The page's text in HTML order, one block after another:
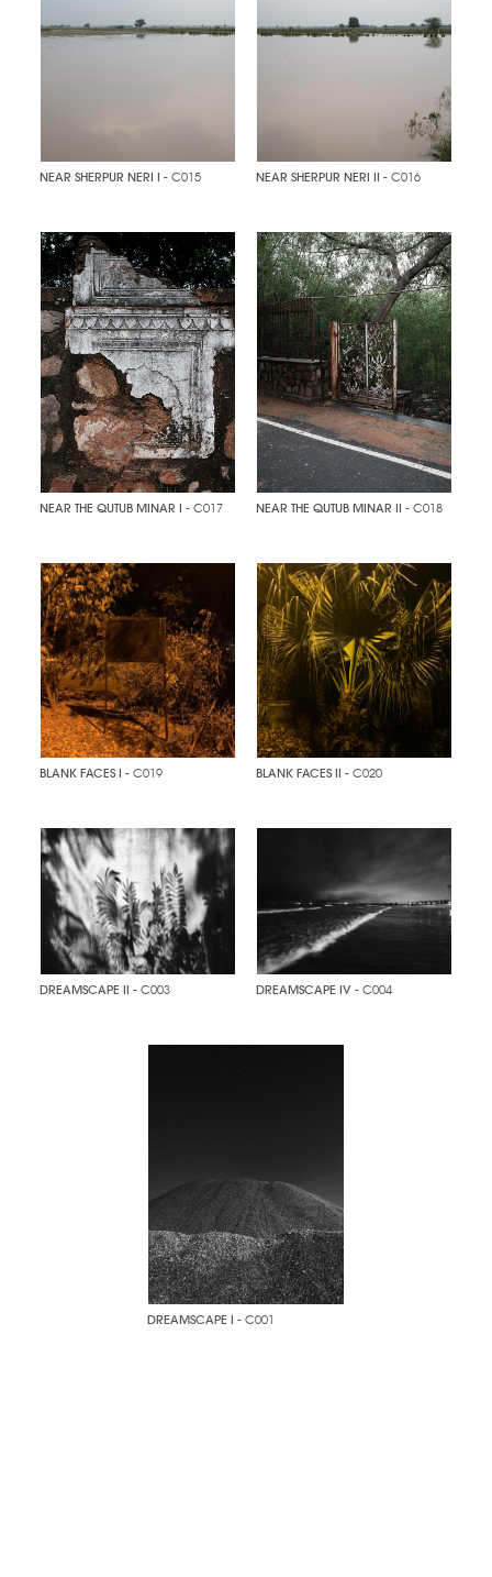
NEAR SHERPUR NERI I - C015 NEAR SHERPUR NERI II - C016
NEAR THE QUTUB MINAR I - C017 NEAR THE QUTUB MINAR II - C018
BLANK FACES I - C019 BLANK FACES II - C020
DREAMSCAPE II - C003 DREAMSCAPE IV - C004
DREAMSCAPE I - C001